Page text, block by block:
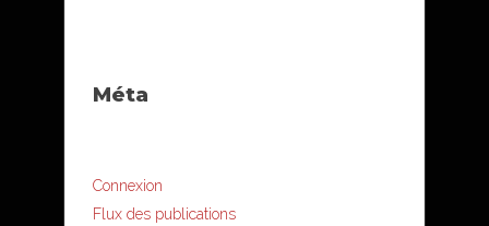
Méta
Connexion
Flux des publications